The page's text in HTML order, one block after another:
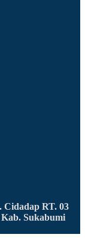
RT. 03
Sukabumi